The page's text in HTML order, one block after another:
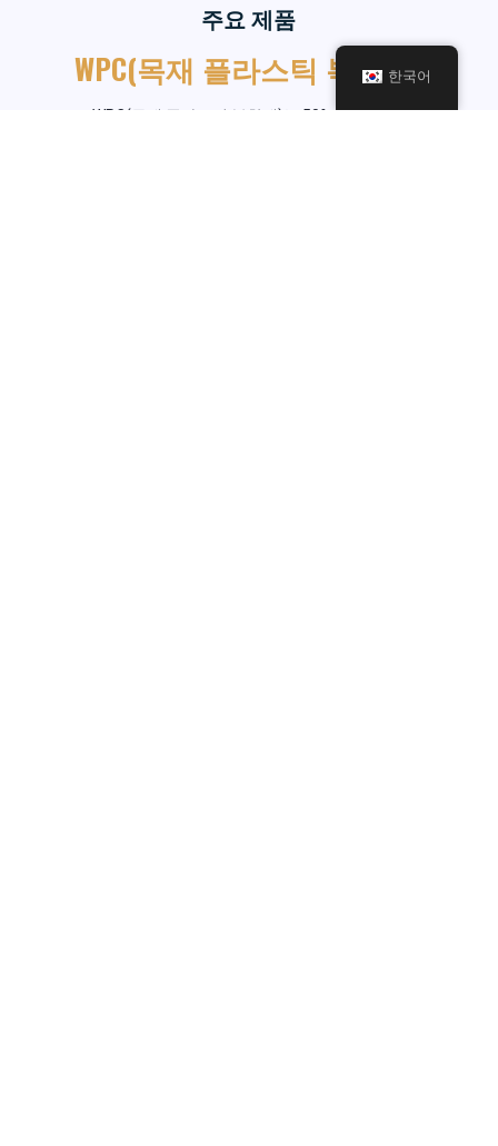
주요 제품
WPC(목재 플라스틱 복합재)
WPC(목재 플라스틱 복합재)는 50% 목재 분말,
한국어